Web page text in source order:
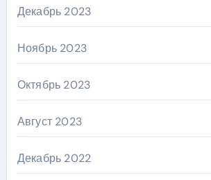
Декабрь 2023
Ноябрь 2023
Октябрь 2023
Август 2023
Декабрь 2022